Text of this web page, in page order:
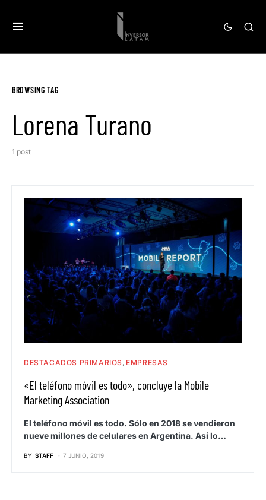
BROWSING TAG
Lorena Turano
1 post
DESTACADOS PRIMARIOS EMPRESAS
«El teléfono móvil es todo», concluye la Mobile
Marketing Association
El teléfono móvil es todo. Sólo en 2018 se vendieron
nueve millones de celulares en Argentina. Así lo…
BY STAFF 7 JUNIO, 2019